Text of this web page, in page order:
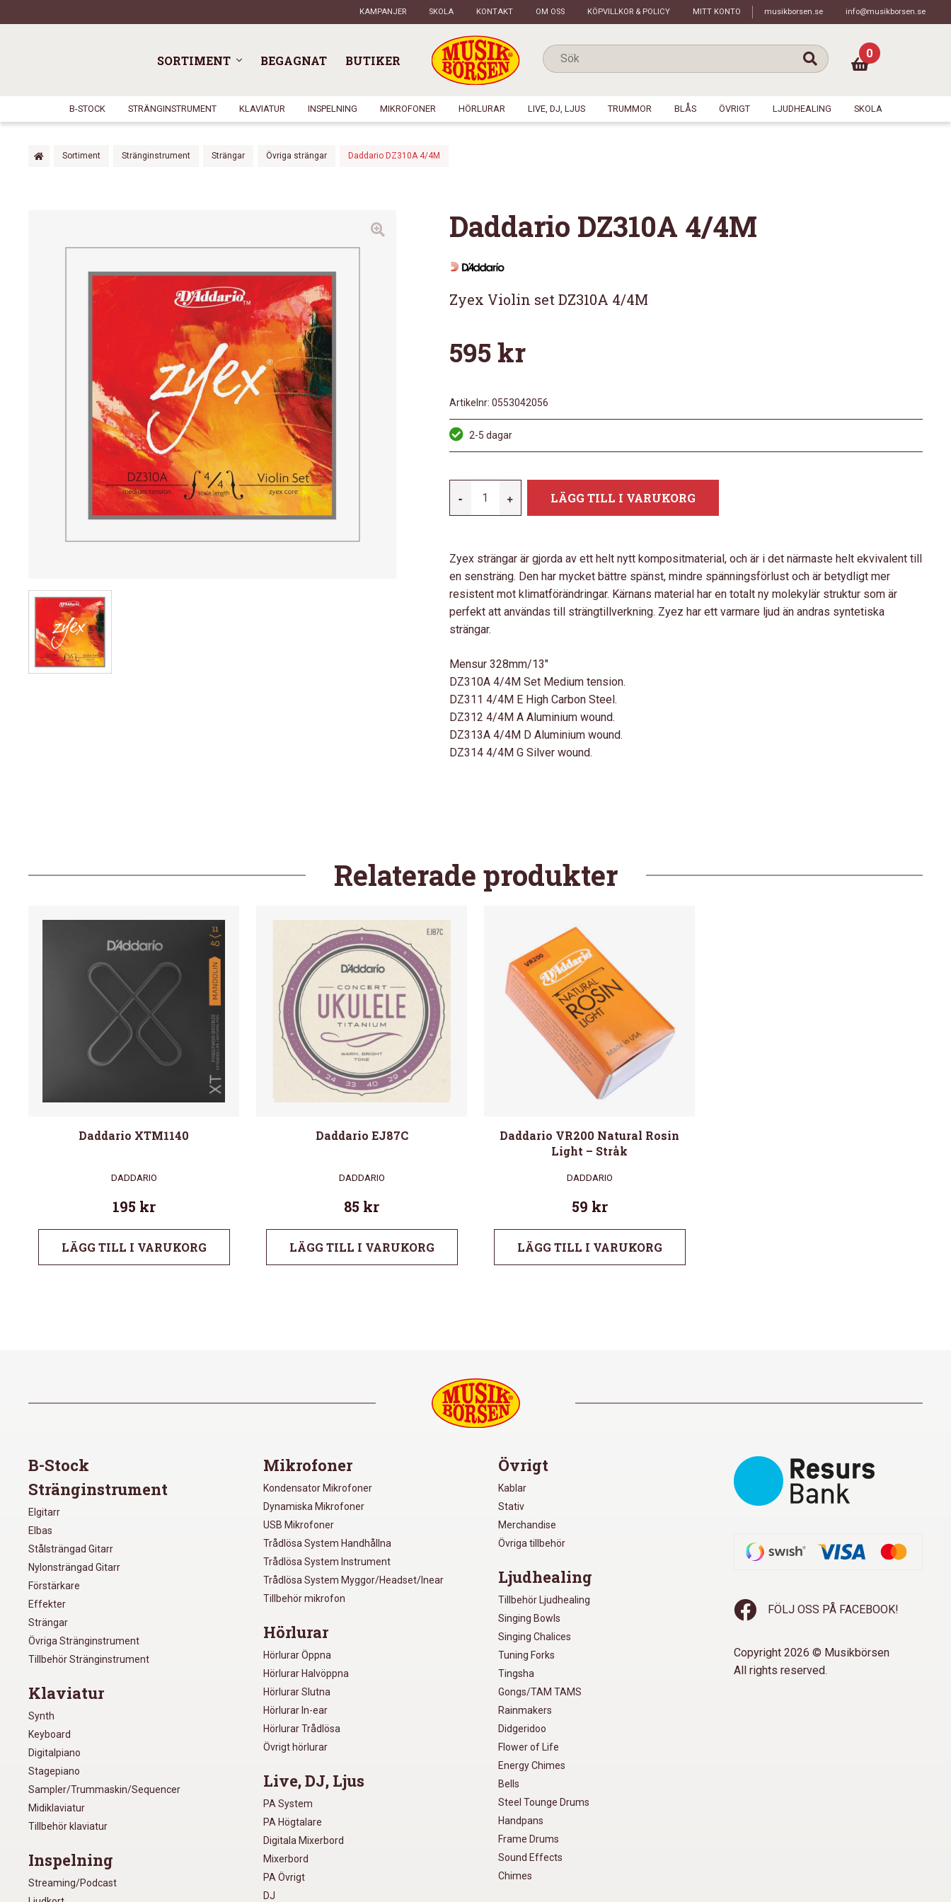
KAMPANJER SKOLA KONTAKT OM OSS KÖPVILLKOR & POLICY MITT KONTO musikborsen.se info@musikborsen.se
SORTIMENT BEGAGNAT BUTIKER 0
B-STOCK STRÄNGINSTRUMENT KLAVIATUR INSPELNING MIKROFONER HÖRLURAR LIVE, DJ, LJUS TRUMMOR BLÅS ÖVRIGT LJUDHEALING SKOLA
Sortiment Stränginstrument Strängar Övriga strängar Daddario DZ310A 4/4M
Daddario DZ310A 4/4M
Zyex Violin set DZ310A 4/4M
595kr
Artikelnr: 0553042056
2-5 dagar
-
DZ310A
+ LÄGG TILL I VARUKORG
Zyex strängar är gjorda av ett helt nytt kompositmaterial, och är i det närmaste helt ekvivalent till
en sensträng. Den har mycket bättre spänst, mindre spänningsförlust och är betydligt mer
resistent mot klimatförändringar. Kärnans material har en totalt ny molekylär struktur som är
perfekt att användas till strängtillverkning. Zyez har ett varmare ljud än andras syntetiska
strängar.
Mensur 328mm/13″
DZ310A 4/4M Set Medium tension.
DZ311 4/4M E High Carbon Steel.
DZ312 4/4M A Aluminium wound.
DZ313A 4/4M D Aluminium wound.
DZ314 4/4M G Silver wound.
Relaterade produkter
Daddario XTM1140
DADDARIO
195 kr
LÄGG TILL I VARUKORG
Daddario EJ87C
DADDARIO
85 kr
LÄGG TILL I VARUKORG
Daddario VR200 Natural Rosin
Light – Stråk
DADDARIO
59 kr
LÄGG TILL I VARUKORG
B-Stock
Stränginstrument
Elgitarr
Elbas
Stålsträngad Gitarr
Nylonsträngad Gitarr
Förstärkare
Effekter
Strängar
Övriga Stränginstrument
Tillbehör Stränginstrument
Klaviatur
Synth
Keyboard
Digitalpiano
Stagepiano
Sampler/Trummaskin/Sequencer
Midiklaviatur
Tillbehör klaviatur
Inspelning
Streaming/Podcast
Mikrofoner
Kondensator Mikrofoner
Dynamiska Mikrofoner
USB Mikrofoner
Trådlösa System Handhållna
Trådlösa System Instrument
Trådlösa System Myggor/Headset/Inear
Tillbehör mikrofon
Hörlurar
Hörlurar Öppna
Hörlurar Halvöppna
Hörlurar Slutna
Hörlurar In-ear
Hörlurar Trådlösa
Övrigt hörlurar
Live, DJ, Ljus
PA System
PA Högtalare
Digitala Mixerbord
Mixerbord
PA Övrigt
DJ
Övrigt
Kablar
Stativ
Merchandise
Övriga tillbehör
Ljudhealing
Tillbehör Ljudhealing
Singing Bowls
Singing Chalices
Tuning Forks
Tingsha
Gongs/TAM TAMS
Rainmakers
Didgeridoo
Flower of Life
Energy Chimes
Bells
Steel Tounge Drums
Handpans
Frame Drums
Sound Effects
Chimes
FÖLJ OSS PÅ FACEBOOK!
Copyright 2026 © Musikbörsen
All rights reserved.